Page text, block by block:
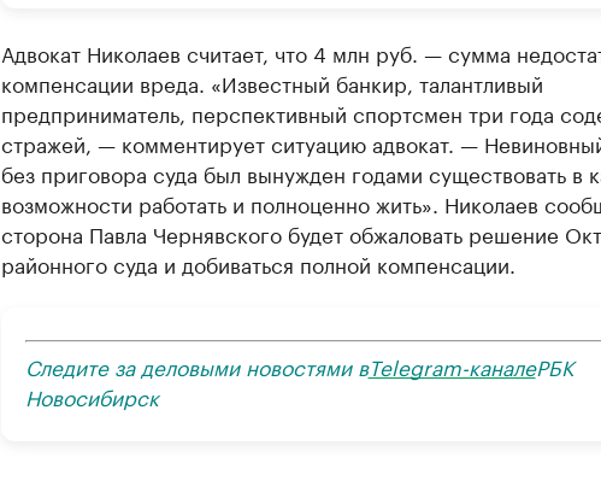
Адвокат Николаев считает, что 4 млн руб. — сумма
компенсации вреда. «Известный банкир, талантливый
предприниматель, перспективный спортсмен три года
стражей, — комментирует ситуацию адвокат. —
без приговора суда был вынужден годами существовать в
возможности работать и полноценно жить». Николаев
сторона Павла Чернявского будет обжаловать решение
районного суда и добиваться полной компенсации.
Следите за деловыми новостями вTelegram-каналеРБК
Новосибирск